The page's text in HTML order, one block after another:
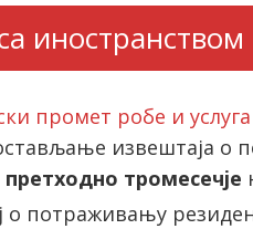
иностранством
промет робе и услуга
извештаја о
претходно тромесечје
о потраживању